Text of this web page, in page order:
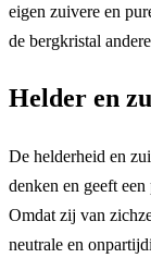
eigen zuivere en
de bergkristal
Helder en
De helderheid en
denken en geeft
Omdat zij van
neutrale en